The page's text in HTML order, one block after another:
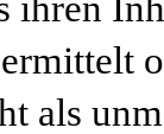
ihren
als